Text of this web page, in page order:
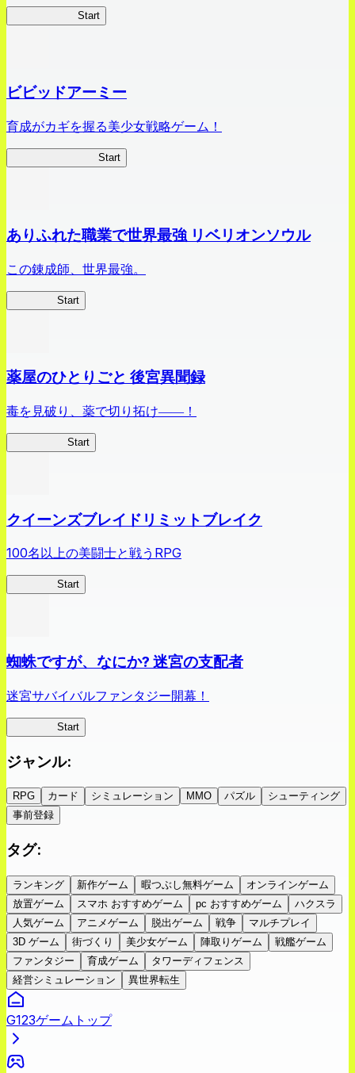
Start
ビビッドアーミー
育成がカギを握る美少女戦略ゲーム！
Start
ありふれた職業で世界最強 リベリオンソウル
この錬成師、世界最強。
Start
薬屋のひとりごと 後宮異聞録
毒を見破り、薬で切り拓け――！
Start
クイーンズブレイドリミットブレイク
100名以上の美闘士と戦うRPG
Start
蜘蛛ですが、なにか? 迷宮の支配者
迷宮サバイバルファンタジー開幕！
Start
ジャンル:
RPG カード シミュレーション MMO パズル
シューティング
事前登録
タグ:
ランキング 新作ゲーム 暇つぶし無料ゲーム
オンラインゲーム
放置ゲーム
スマホ おすすめゲーム pc おすすめゲーム
ハクスラ
人気ゲーム
アニメゲーム 脱出ゲーム 戦争
マルチプレイ
3D ゲーム
街づくり 美少女ゲーム 陣取りゲーム
戦艦ゲーム
ファンタジー
育成ゲーム
タワーディフェンス
経営シミュレーション
異世界転生
G123ゲームトップ